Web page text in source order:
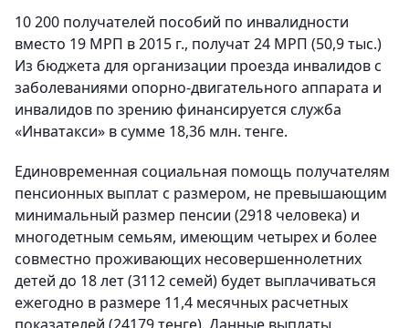
10 200 получателей пособий по инвалидности
вместо 19 МРП в 2015 г., получат 24 МРП (50,9 тыс.)
Из бюджета для организации проезда инвалидов с
заболеваниями опорно-двигательного аппарата и
инвалидов по зрению финансируется служба
«Инватакси» в сумме 18,36 млн. тенге.
Единовременная социальная помощь получателям
пенсионных выплат с размером, не превышающим
минимальный размер пенсии (2918 человека) и
многодетным семьям, имеющим четырех и более
совместно проживающих несовершеннолетних
детей до 18 лет (3112 семей) будет выплачиваться
ежегодно в размере 11,4 месячных расчетных